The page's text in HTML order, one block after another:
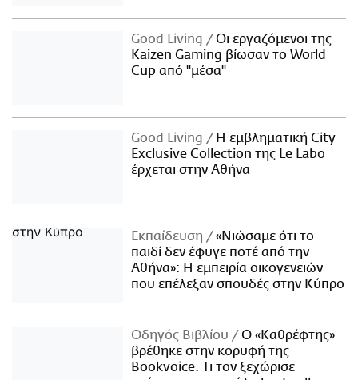
Good Living
Οι εργαζόμενοι της
Kaizen Gaming βίωσαν το World
Cup από "μέσα"
Good Living
Η εμβληματική City
Exclusive Collection της Le Labo
έρχεται στην Αθήνα
Εκπαίδευση
«Νιώσαμε ότι το
παιδί δεν έφυγε ποτέ από την
Αθήνα»: Η εμπειρία οικογενειών
που επέλεξαν σπουδές στην Κύπρο
Οδηγός Βιβλίου
Ο «Καθρέφτης»
βρέθηκε στην κορυφή της
Bookvoice. Τι τον ξεχώρισε